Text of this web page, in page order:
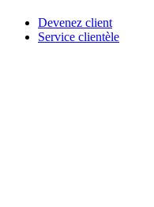
Devenez client
Service clientèle